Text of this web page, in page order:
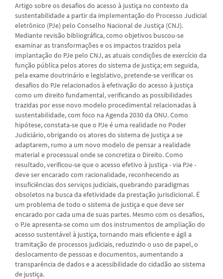
Artigo sobre os desafios do acesso à justiça no contexto da
sustentabilidade a partir da implementação do Processo Judicial
eletrônico (PJe) pelo Conselho Nacional de Justiça (CNJ).
Mediante revisão bibliográfica, como objetivos buscou-se
examinar as transformações e os impactos trazidos pela
implantação do PJe pelo CNJ, as atuais condições de exercício da
função pública pelos atores do sistema de justiça; em seguida,
pela exame doutrinário e legislativo, pretende-se verificar os
desafios do PJe relacionados à efetivação do acesso à justiça
como um direito fundamental, verificando as possibilidades
trazidas por esse novo modelo procedimental relacionadas à
sustentabilidade, com foco na Agenda 2030 da ONU. Como
hipótese, constata-se que o PJe é uma realidade no Poder
Judiciário, obrigando os atores do sistema de justiça a se
adaptarem, rumo a um novo modelo de pensar a realidade
material e processual onde se concretiza o Direito. Como
resultado, verificou-se que o acesso efetivo à justiça - via PJe -
deve ser encarado com racionalidade, reconhecendo as
insuficiências dos serviços judiciais, quebrando paradigmas
obsoletos na busca da efetividade da prestação jurisdicional. É
um problema de todo o sistema de justiça e que deve ser
encarado por cada uma de suas partes. Mesmo com os desafios,
o PJe apresenta-se como um dos instrumentos de ampliação do
acesso sustentável à justiça, tornando mais eficiente e ágil a
tramitação de processos judiciais, reduzindo o uso de papel, o
deslocamento de pessoas e documentos, aumentando a
transparência de dados e a acessibilidade do cidadão ao sistema
de justiça.